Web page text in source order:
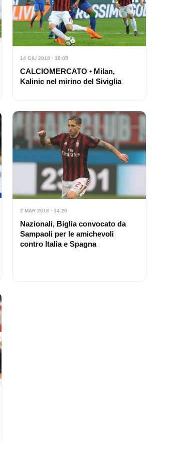
14 GIU 2018 · 18:05
CALCIOMERCATO • Milan,
Kalinic nel mirino del Siviglia
2 MAR 2018 · 14:20
Nazionali, Biglia convocato da
Sampaoli per le amichevoli
contro Italia e Spagna